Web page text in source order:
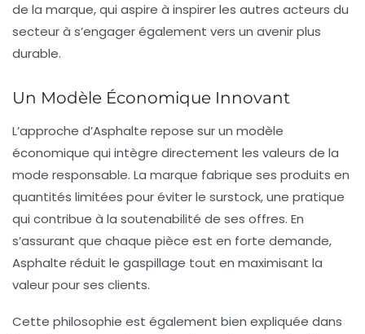
de la marque, qui aspire à inspirer les autres acteurs du
secteur à s’engager également vers un avenir plus
durable.
Un Modèle Économique Innovant
L’approche d’Asphalte repose sur un modèle
économique qui intègre directement les valeurs de la
mode responsable. La marque fabrique ses produits en
quantités limitées pour éviter le surstock, une pratique
qui contribue à la soutenabilité de ses offres. En
s’assurant que chaque pièce est en forte demande,
Asphalte réduit le gaspillage tout en maximisant la
valeur pour ses clients.
Cette philosophie est également bien expliquée dans